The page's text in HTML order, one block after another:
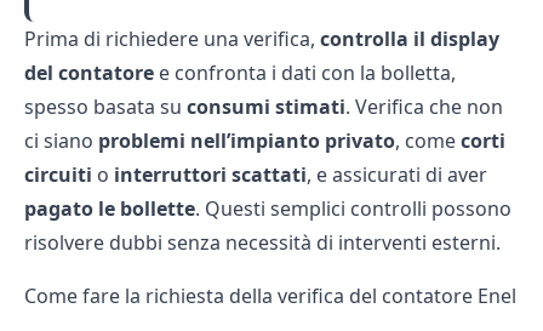
Prima di richiedere una verifica, controlla il display
del contatore e confronta i dati con la bolletta,
spesso basata su consumi stimati. Verifica che non
ci siano problemi nell’impianto privato, comecorti
circuiti o interruttori scattati, e assicurati di aver
pagato le bollette. Questi semplici controlli possono
risolvere dubbi senza necessità di interventi esterni.
Come fare la richiesta della verifica del contatore Enel